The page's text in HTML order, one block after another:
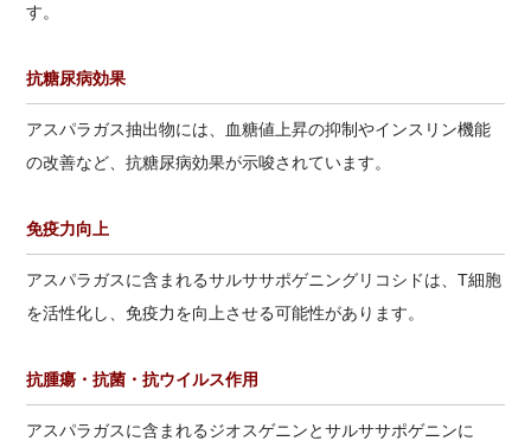
す。
抗糖尿病効果
アスパラガス抽出物には、血糖値上昇の抑制やインスリン機能
の改善など、抗糖尿病効果が示唆されています。
免疫力向上
アスパラガスに含まれるサルササポゲニングリコシドは、T細胞
を活性化し、免疫力を向上させる可能性があります。
抗腫瘍・抗菌・抗ウイルス作用
アスパラガスに含まれるジオスゲニンとサルササポゲニンに